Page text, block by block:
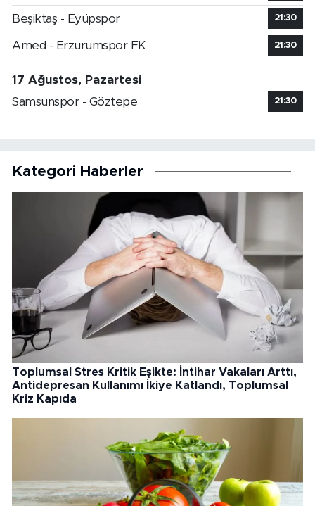
Beşiktaş - Eyüpspor 21:30
Amed - Erzurumspor FK 21:30
17 Ağustos, Pazartesi
Samsunspor - Göztepe
21:30
Kategori Haberler
Toplumsal Stres Kritik Eşikte: İntihar Vakaları Arttı,
Antidepresan Kullanımı İkiye Katlandı, Toplumsal
Kriz Kapıda